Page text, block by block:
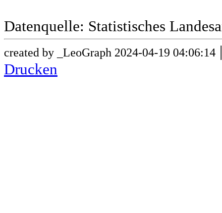
Datenquelle: Statistisches
created by _LeoGraph 2024-04-19 04:06:14
Drucken